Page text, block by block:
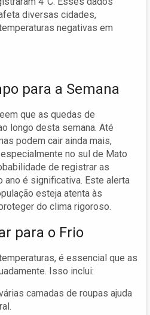
diversas cidades,
negativas em
para a Semana
que as quedas de
longo desta semana. Até
podem cair ainda mais,
especialmente no sul de Mato
de registrar as
ano é significativa. Este alerta
esteja atenta às
do clima rigoroso.
para o Frio
é essencial que as
Isso inclui:
camadas de roupas ajuda